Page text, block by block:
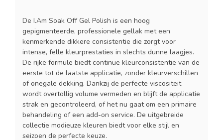
De I.Am Soak Off Gel Polish is een hoog
gepigmenteerde, professionele gellak met een
kenmerkende dikkere consistentie die zorgt voor
intense, felle kleurprestaties in slechts dunne laagjes.
De rijke formule biedt continue kleurconsistentie van de
eerste tot de laatste applicatie, zonder kleurverschillen
of onegale dekking. Dankzij de perfecte viscositeit
wordt overtollig volume vermeden en blijft de applicatie
strak en gecontroleerd, of het nu gaat om een primaire
behandeling of een add-on service. De uitgebreide
collectie modieuze kleuren biedt voor elke stijl en
seizoen de perfecte keuze.